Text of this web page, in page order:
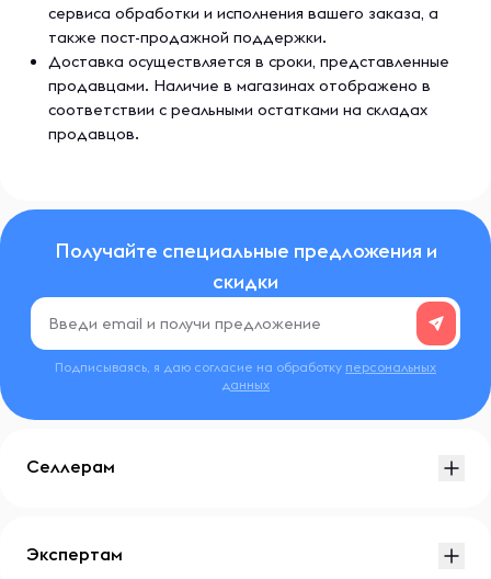
сервиса обработки и исполнения вашего заказа, а
также пост-продажной поддержки.
Доставка осуществляется в сроки, представленные
продавцами. Наличие в магазинах отображено в
соответствии с реальными остатками на складах
продавцов.
Получайте специальные предложения и
скидки
Подписываясь, я даю согласие на обработку персональных
данных
Селлерам
Экспертам